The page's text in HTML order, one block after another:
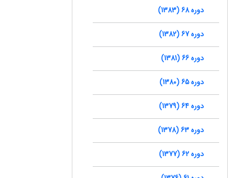
دوره 68 (1383)
دوره 67 (1382)
دوره 66 (1381)
دوره 65 (1380)
دوره 64 (1379)
دوره 63 (1378)
دوره 62 (1377)